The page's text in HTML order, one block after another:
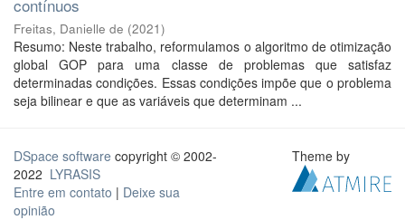
contínuos
Freitas, Danielle de (2021)
Resumo: Neste trabalho, reformulamos o algoritmo de otimização
global GOP para uma classe de problemas que satisfaz
determinadas condições. Essas condições impõe que o problema
seja bilinear e que as variáveis que determinam ...
DSpace software copyright © 2002-
2022 LYRASIS
Entre em contato | Deixe sua
opinião
Theme by